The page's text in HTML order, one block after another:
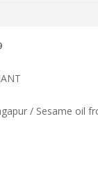
/ Sesame oil